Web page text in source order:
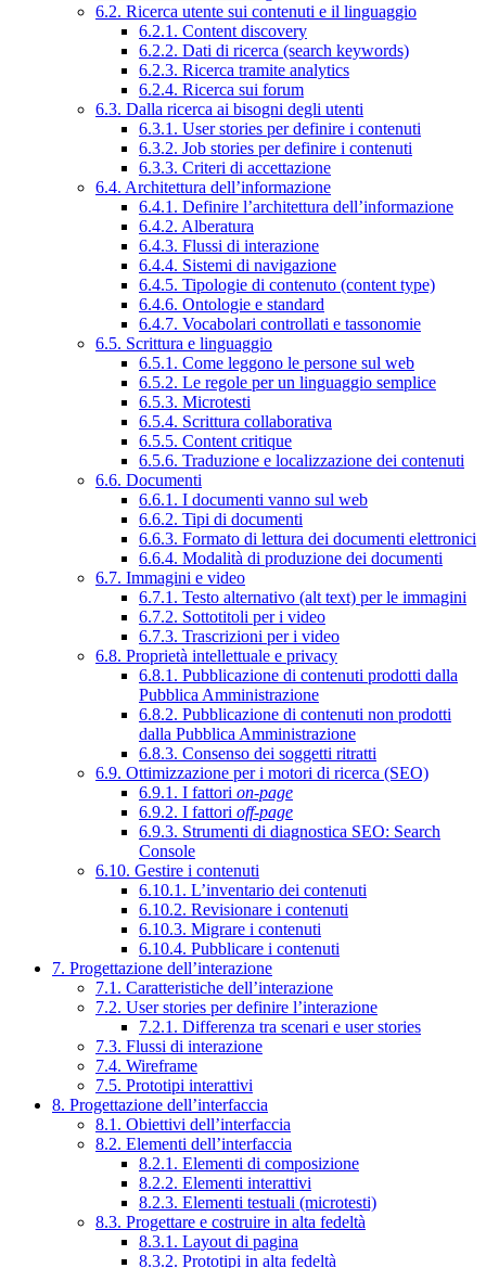
6.2. Ricerca utente sui contenuti e il linguaggio
6.2.1. Content discovery
6.2.2. Dati di ricerca (search keywords)
6.2.3. Ricerca tramite analytics
6.2.4. Ricerca sui forum
6.3. Dalla ricerca ai bisogni degli utenti
6.3.1. User stories per definire i contenuti
6.3.2. Job stories per definire i contenuti
6.3.3. Criteri di accettazione
6.4. Architettura dell’informazione
6.4.1. Definire l’architettura dell’informazione
6.4.2. Alberatura
6.4.3. Flussi di interazione
6.4.4. Sistemi di navigazione
6.4.5. Tipologie di contenuto (content type)
6.4.6. Ontologie e standard
6.4.7. Vocabolari controllati e tassonomie
6.5. Scrittura e linguaggio
6.5.1. Come leggono le persone sul web
6.5.2. Le regole per un linguaggio semplice
6.5.3. Microtesti
6.5.4. Scrittura collaborativa
6.5.5. Content critique
6.5.6. Traduzione e localizzazione dei contenuti
6.6. Documenti
6.6.1. I documenti vanno sul web
6.6.2. Tipi di documenti
6.6.3. Formato di lettura dei documenti elettronici
6.6.4. Modalità di produzione dei documenti
6.7. Immagini e video
6.7.1. Testo alternativo (alt text) per le immagini
6.7.2. Sottotitoli per i video
6.7.3. Trascrizioni per i video
6.8. Proprietà intellettuale e privacy
6.8.1. Pubblicazione di contenuti prodotti dalla
Pubblica Amministrazione
6.8.2. Pubblicazione di contenuti non prodotti
dalla Pubblica Amministrazione
6.8.3. Consenso dei soggetti ritratti
6.9. Ottimizzazione per i motori di ricerca (SEO)
6.9.1. I fattori on-page
6.9.2. I fattori off-page
6.9.3. Strumenti di diagnostica SEO: Search
Console
6.10. Gestire i contenuti
6.10.1. L’inventario dei contenuti
6.10.2. Revisionare i contenuti
6.10.3. Migrare i contenuti
6.10.4. Pubblicare i contenuti
7. Progettazione dell’interazione
7.1. Caratteristiche dell’interazione
7.2. User stories per definire l’interazione
7.2.1. Differenza tra scenari e user stories
7.3. Flussi di interazione
7.4. Wireframe
7.5. Prototipi interattivi
8. Progettazione dell’interfaccia
8.1. Obiettivi dell’interfaccia
8.2. Elementi dell’interfaccia
8.2.1. Elementi di composizione
8.2.2. Elementi interattivi
8.2.3. Elementi testuali (microtesti)
8.3. Progettare e costruire in alta fedeltà
8.3.1. Layout di pagina
8.3.2. Prototipi in alta fedeltà